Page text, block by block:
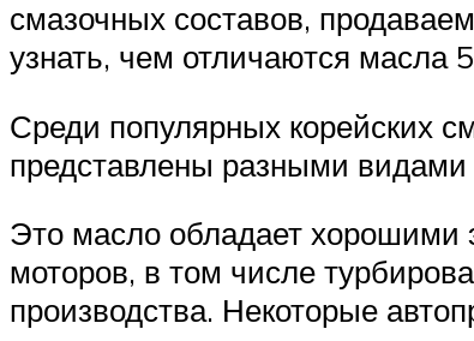
смазочных составов,
узнать, чем отличаются масла
Среди популярных корейских
представлены разными видами
Это масло обладает хорошими
моторов, в том числе
производства. Некоторые